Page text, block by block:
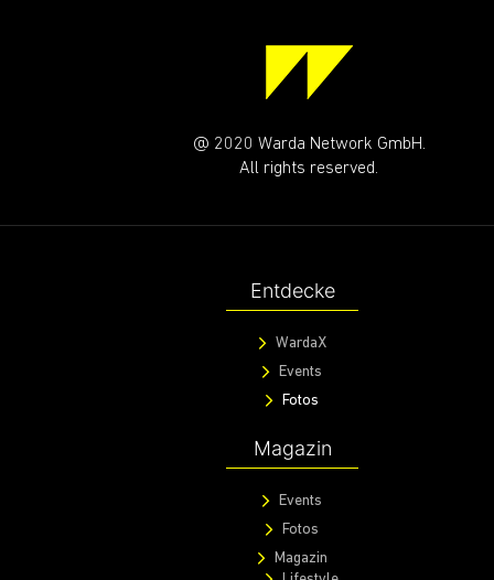
@ 2020 Warda Network GmbH.
All rights reserved.
Entdecke
WardaX
Events
Fotos
Magazin
Events
Fotos
Magazin